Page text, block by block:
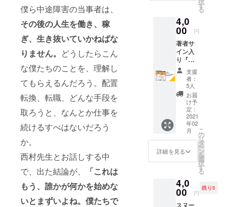
僕ら中途障害の当事者は、
その後の人生を働き、稼
ぎ、生き抜いていかねばな
りません。 どうしたらこん
な僕たちのことを、理解し
てもらえるんだろう。配置
転換、転職、どんな手段を
取ろうと、なんとか仕事を
続けるすべはないだろう
か。
西村先生とお話しする中
で、出た結論が、
「これは
もう、誰かが何かを始めな
いとまずいよね。僕たちで
グ終了
後とな
りま
す。 動
画に関
して
は、動
画配信
サイト
での
URLを
お伝え
する形
でのリ
ターン
ますの
で、イ
で動画
配信サ
イトが
して
は、動
サイト
での
URLを
お伝え
する形
でのリ
ターン
になり
ますの
で、イ
ンター
ネット
で動画
配信サ
である
ことが
ご本人
がサイ
ンした
ものを
送付し
ます。
また別
途メー
ルに
て、サ
キュー
動画と
鈴木大
介の講
演動画
を送り
ラウド
ファン
す
る
4,0
00 円
著者サ
イン入
り『脳
がこわ
れた』
『脳は
回復す
る』2冊
セット
と鈴木
大介さ
んの講
演動画
鈴木大
介著
た』
『脳は
回復す
支援
者：
5人
お届
け予
定：
2021
年02
月
詳細を見る
こ
の
リ
タ
ー
ン
を
選
択
す
る
4,0
00 円
残り5
スヌー